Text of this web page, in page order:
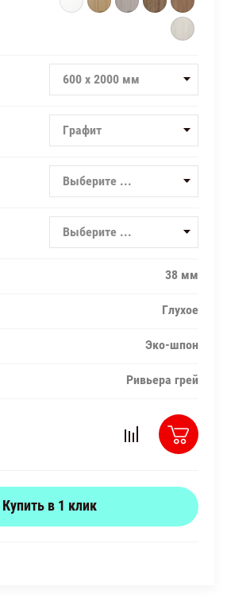
600 х 2000 мм
Графит
Выберите ...
Выберите ...
38 мм
Глухое
Эко-шпон
Ривьера грей
Купить в 1 клик